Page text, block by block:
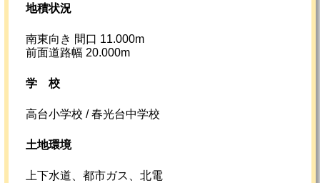
地積状況
南東向き 間口 11.000m
前面道路幅 20.000m
学校
高台小学校 / 春光台中学校
土地環境
上下水道、都市ガス、北電